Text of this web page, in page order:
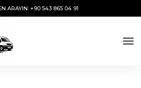
ARAYIN: +90 543 865 04 91